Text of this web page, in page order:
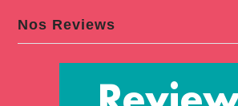
Nos Reviews